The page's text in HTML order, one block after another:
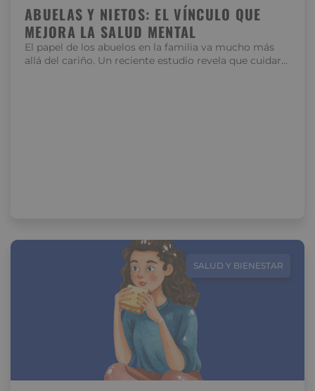
ABUELAS Y NIETOS: EL VÍNCULO QUE
MEJORA LA SALUD MENTAL
El papel de los abuelos en la familia va mucho más
allá del cariño. Un reciente estudio revela que cuidar…
SALUD Y BIENESTAR